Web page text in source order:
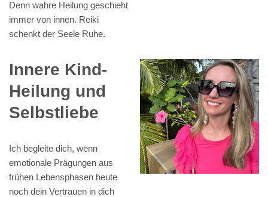
Denn wahre Heilung geschieht
immer von innen. Reiki
schenkt der Seele Ruhe.
Innere Kind-
Heilung und
Selbstliebe
Ich begleite dich, wenn
emotionale Prägungen aus
frühen Lebensphasen heute
noch dein Vertrauen in dich